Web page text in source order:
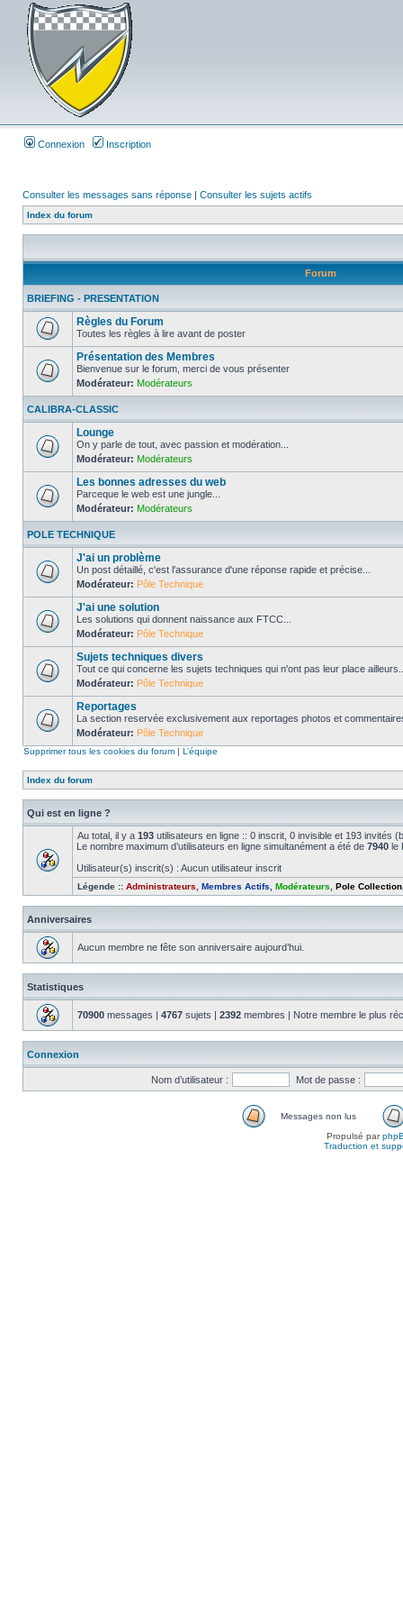
Connexion Inscription
Consulter les messages sans réponse | Consulter les sujets actifs
Index du forum
Forum
BRIEFING - PRESENTATION
Règles du Forum
Toutes les règles à lire avant de poster
Présentation des Membres
Bienvenue sur le forum, merci de vous présenter
Modérateur: Modérateurs
CALIBRA-CLASSIC
Lounge
On y parle de tout, avec passion et modération...
Modérateur: Modérateurs
Les bonnes adresses du web
Parceque le web est une jungle...
Modérateur: Modérateurs
POLE TECHNIQUE
J'ai un problème
Un post détaillé, c'est l'assurance d'une réponse rapide et précise...
Modérateur: Pôle Technique
J'ai une solution
Les solutions qui donnent naissance aux FTCC...
Modérateur: Pôle Technique
Sujets techniques divers
Tout ce qui concerne les sujets techniques qui n'ont pas leur place
Modérateur: Pôle Technique
Reportages
La section reservée exclusivement aux reportages photos et
Modérateur: Pôle Technique
Supprimer tous les cookies du forum | L’équipe
Index du forum
Qui est en ligne ?
Au total, il y a 193 utilisateurs en ligne :: 0 inscrit, 0 invisible et 193 invités
Le nombre maximum d’utilisateurs en ligne simultanément a été de 7940 le
Utilisateur(s) inscrit(s) : Aucun utilisateur inscrit
Légende :: Administrateurs Membres Actifs Modérateurs Pole Collection
Anniversaires
Aucun membre ne fête son anniversaire aujourd’hui.
Statistiques
70900 messages | 4767 sujets | 2392 membres | Notre membre le plus
Connexion
Nom d’utilisateur : Mot de passe :
Messages non lus
Propulsé par
Traduction et